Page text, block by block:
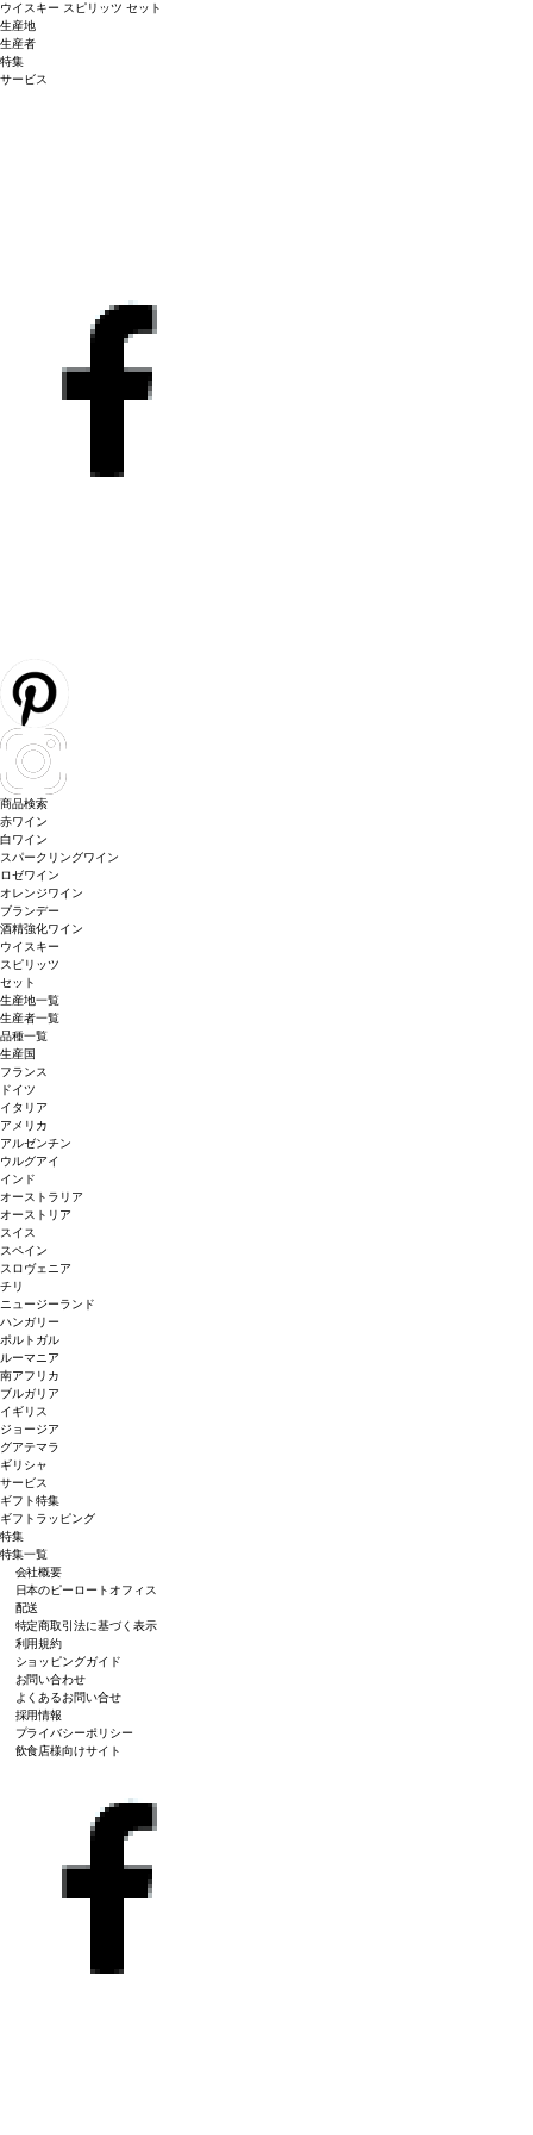
ウイスキー スピリッツ セット
生産地
生産者
特集
サービス
商品検索
赤ワイン
白ワイン
スパークリングワイン
ロゼワイン
オレンジワイン
ブランデー
酒精強化ワイン
ウイスキー
スピリッツ
セット
生産地一覧
生産者一覧
品種一覧
生産国
フランス
ドイツ
イタリア
アメリカ
アルゼンチン
ウルグアイ
インド
オーストラリア
オーストリア
スイス
スペイン
スロヴェニア
チリ
ニュージーランド
ハンガリー
ポルトガル
ルーマニア
南アフリカ
ブルガリア
イギリス
ジョージア
グアテマラ
ギリシャ
サービス
ギフト特集
ギフトラッピング
特集
特集一覧
会社概要
日本のピーロートオフィス
配送
特定商取引法に基づく表示
利用規約
ショッピングガイド
お問い合わせ
よくあるお問い合せ
採用情報
プライバシーポリシー
飲食店様向けサイト